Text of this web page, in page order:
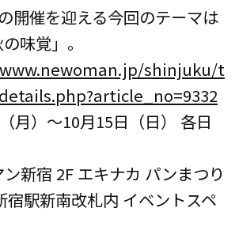
開催を迎える今回のテーマは
味覚」。
shinjuku/t
月）～10月15日（日） 各日
新宿 2F エキナカ パンまつり
宿駅新南改札内 イベントスペ